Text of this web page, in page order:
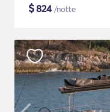
$824/notte